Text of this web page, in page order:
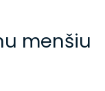
menšiu